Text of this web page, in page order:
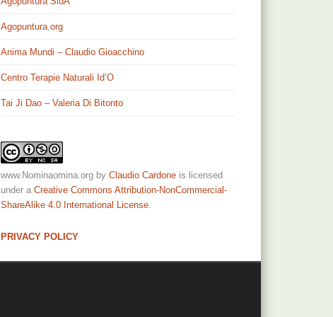
Agopuntura.org
Anima Mundi – Claudio Gioacchino
Centro Terapie Naturali Id’O
Tai Ji Dao – Valeria Di Bitonto
www.Nominaomina.org byClaudio Cardone is licensed
under aCreative Commons Attribution-NonCommercial-
ShareAlike 4.0 International License
PRIVACY POLICY